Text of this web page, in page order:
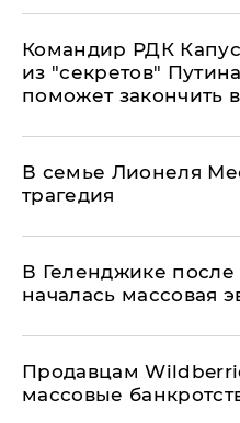
Командир РДК
из "секретов"
поможет закончить
В семье Лионеля
трагедия
В Геленджике
началась массовая
Продавцам
массовые